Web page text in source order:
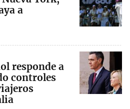
a
responde a
controles